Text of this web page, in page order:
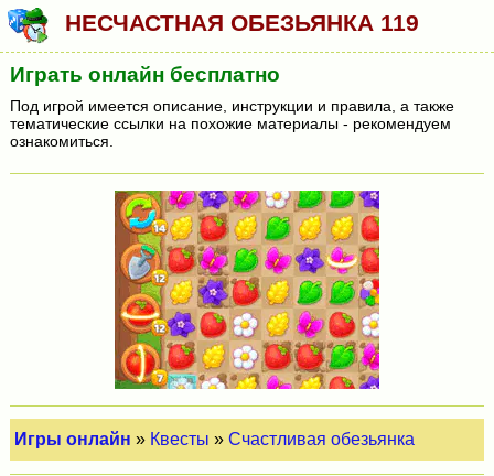
НЕСЧАСТНАЯ ОБЕЗЬЯНКА 119
Играть онлайн бесплатно
Под игрой имеется описание, инструкции и правила, а также
тематические ссылки на похожие материалы - рекомендуем
ознакомиться.
Игры онлайн » Квесты »Счастливая обезьянка